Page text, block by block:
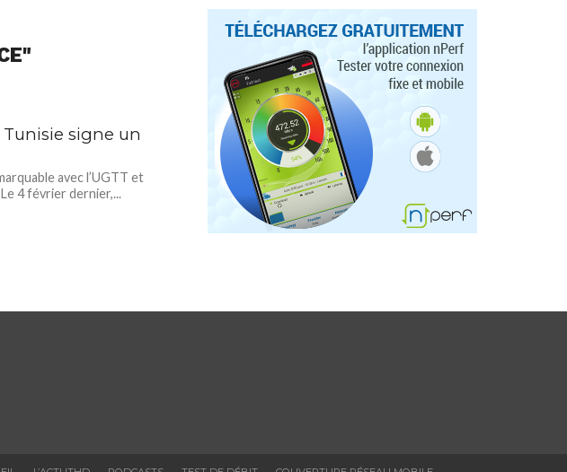
Tunisie signe un
avec l’UGTT et
4 février dernier,...